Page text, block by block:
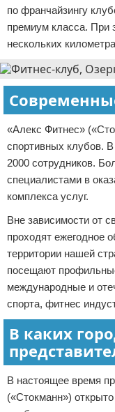
по франчайзингу
премиум класса. При
нескольких
«Алекс Фитнес»
спортивных клубов.
2000 сотрудников.
специалистами в
комплекса услуг.
Вне зависимости от
проходят ежегодное
территории нашей
посещают
международные и
спорта, фитнес
В каких
В настоящее время
(«Стокманн»)